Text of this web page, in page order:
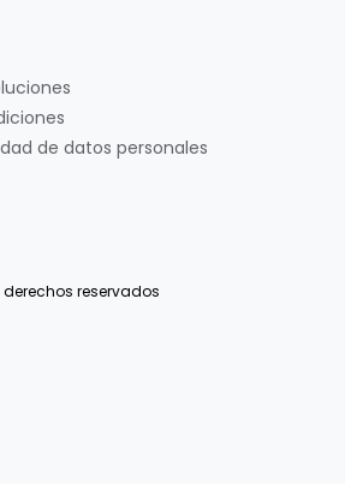
de datos personales
reservados